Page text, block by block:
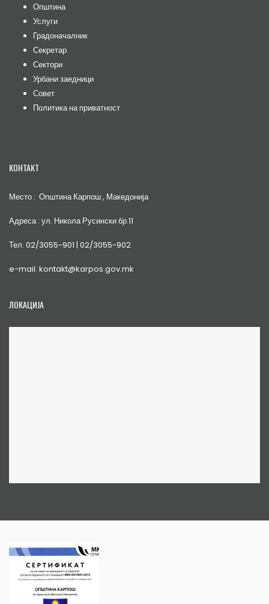
Општина
Услуги
Градоначалник
Секретар
Сектори
Урбани заедници
Совет
Политика на приватност
КОНТАКТ
Место : Општина Карпош , Македонија
Адреса : ул. Никола Русински бр.11
Тел. 02/3055-901 | 02/3055-902
e-mail: kontakt@karpos.gov.mk
ЛОКАЦИЈА